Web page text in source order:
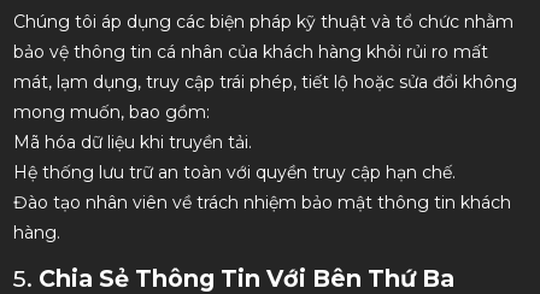
Chúng tôi áp dụng các biện pháp kỹ thuật và tổ chức nhằm
bảo vệ thông tin cá nhân của khách hàng khỏi rủi ro mất
mát, lạm dụng, truy cập trái phép, tiết lộ hoặc sửa đổi không
mong muốn, bao gồm:
Mã hóa dữ liệu khi truyền tải.
Hệ thống lưu trữ an toàn với quyền truy cập hạn chế.
Đào tạo nhân viên về trách nhiệm bảo mật thông tin khách
hàng.
5. Chia Sẻ Thông Tin Với Bên Thứ Ba